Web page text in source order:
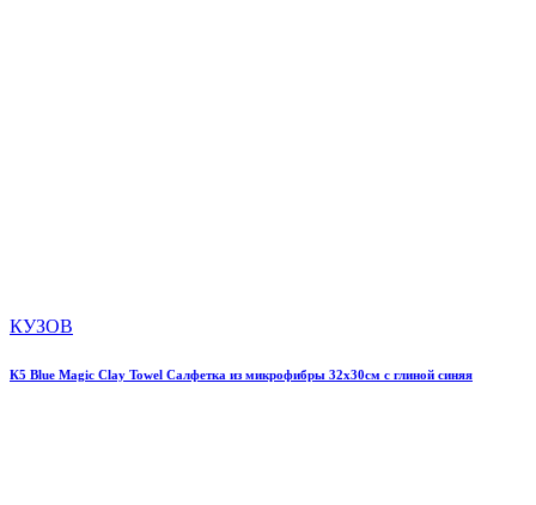
КУЗОВ
К5 Blue Magic Clay Towel Салфетка из микрофибры 32х30см с глиной синяя